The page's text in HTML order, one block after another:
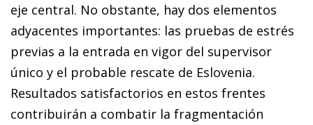
eje central. No obstante, hay dos elementos
adyacentes importantes: las pruebas de estrés
previas a la entrada en vigor del supervisor
único y el probable rescate de Eslovenia.
Resultados satisfactorios en estos frentes
contribuirán a combatir la fragmentación